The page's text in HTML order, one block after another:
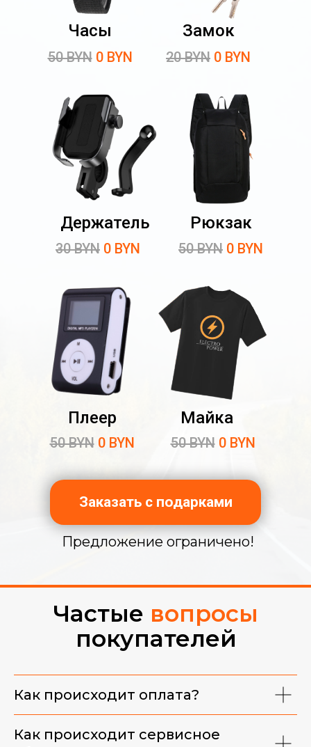
50 BYN 0 BYN
Рюкзак
50 BYN 0 BYN
Плеер
50 BYN 0 BYN
Фирменная майка
Часы
50 BYN 0 BYN 20 BYN 0 BYN
30 BYN 0 BYN
Замок
Держатель
Предложение ограничено!
Майка
Заказать с подарками
Частые вопросы
покупателей
Как происходит оплата?
Как происходит сервисное